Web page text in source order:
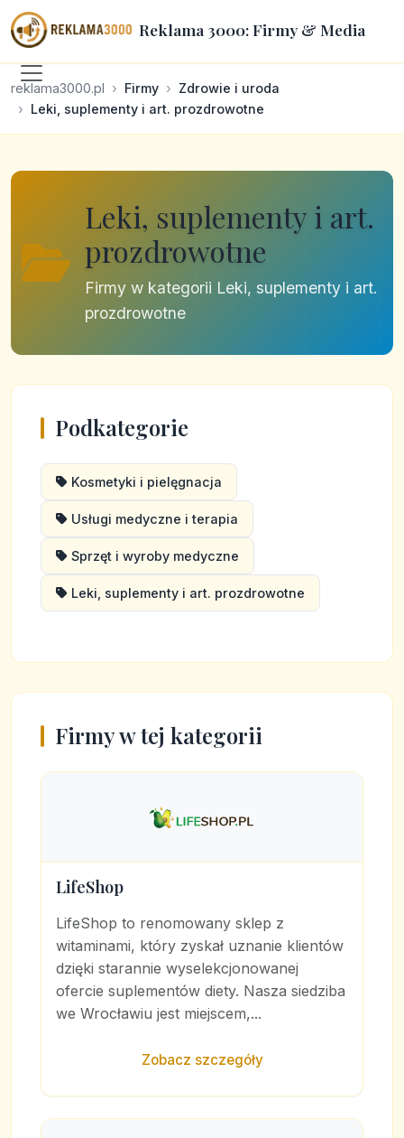
Reklama 3000: Firmy & Media
reklama3000.pl Firmy
Zdrowie i uroda
Leki, suplementy i art. prozdrowotne
Leki, suplementy i art.
prozdrowotne
Firmy w kategorii Leki, suplementy i art.
prozdrowotne
Podkategorie
Kosmetyki i pielęgnacja
Usługi medyczne i terapia
Sprzęt i wyroby medyczne
Leki, suplementy i art. prozdrowotne
Firmy w tej kategorii
LifeShop
LifeShop to renomowany sklep z
witaminami, który zyskał uznanie klientów
dzięki starannie wyselekcjonowanej
ofercie suplementów diety. Nasza siedziba
we Wrocławiu jest miejscem,...
Zobacz szczegóły